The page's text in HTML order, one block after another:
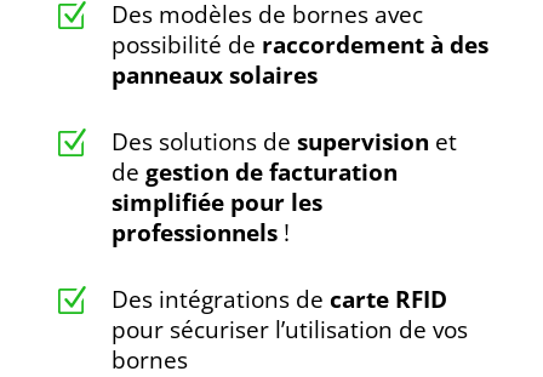
Z
Des modèles de bornes avec
possibilité de raccordement à des
panneaux solaires
Z Des solutions de supervision et
de gestion de facturation
simplifiée pour les
professionnels!
Z Des intégrations de carte RFID
pour sécuriser l’utilisation de vos
bornes